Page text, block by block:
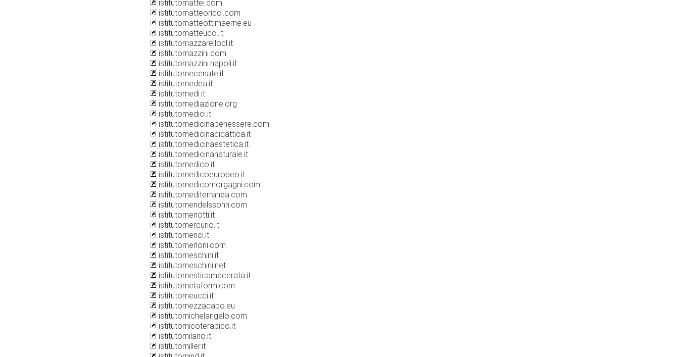
istitutomattei.com
istitutomatteoricci.com
istitutomatteottimaerne.eu
istitutomatteucci.it
istitutomazzarellocl.it
istitutomazzini.com
istitutomazzini.napoli.it
istitutomecenate.it
istitutomedea.it
istitutomedi.it
istitutomediazione.org
istitutomedici.it
istitutomedicinabenessere.com
istitutomedicinadidattica.it
istitutomedicinaestetica.it
istitutomedicinanaturale.it
istitutomedico.it
istitutomedicoeuropeo.it
istitutomedicomorgagni.com
istitutomediterranea.com
istitutomendelssohn.com
istitutomenotti.it
istitutomercurio.it
istitutomerici.it
istitutomerloni.com
istitutomeschini.it
istitutomeschini.net
istitutomesticamacerata.it
istitutometaform.com
istitutomeucci.it
istitutomezzacapo.eu
istitutomichelangelo.com
istitutomicoterapico.it
istitutomilano.it
istitutomiller.it